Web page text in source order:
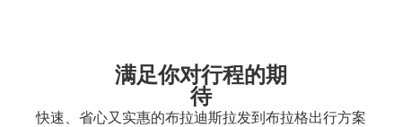
满足你对行程的期
待
快速、省心又实惠的布拉迪斯拉发到布拉格出行方案